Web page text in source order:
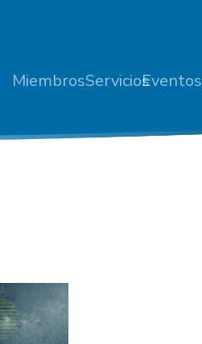
MiembrosServiciosEventos